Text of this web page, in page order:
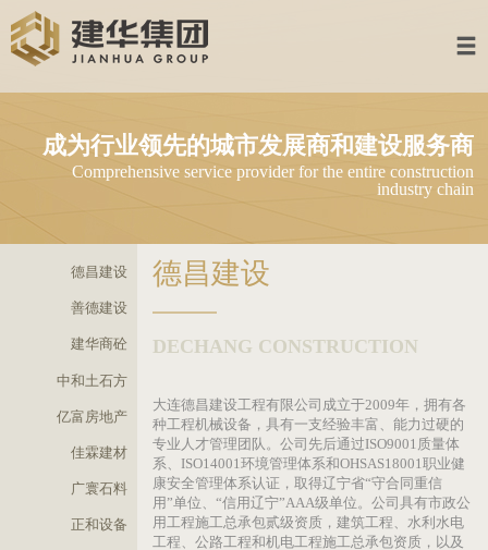
首页
建华集团
集团产业
加入建华
联系我们
企业邮箱
企业OA系统
成为行业领先的城市发展商和建设服
Comprehensive service provider for the entire
德昌建设
善德建设
建华商砼
中和土石方
亿富房地产
德昌建设
大连德昌建设工程有限公司成立于2009年，
种工程机械设备，具有一支经验丰富、能力过
专业人才管理团队。公司先后通过ISO9001质
系、ISO14001环境管理体系和OHSAS18001
康安全管理体系认证，取得辽宁省“守合同重